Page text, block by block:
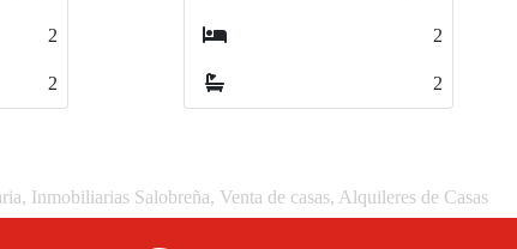
2
2
2
2
Inmobiliarias Salobreña, Venta de casas, Alquileres de Casas